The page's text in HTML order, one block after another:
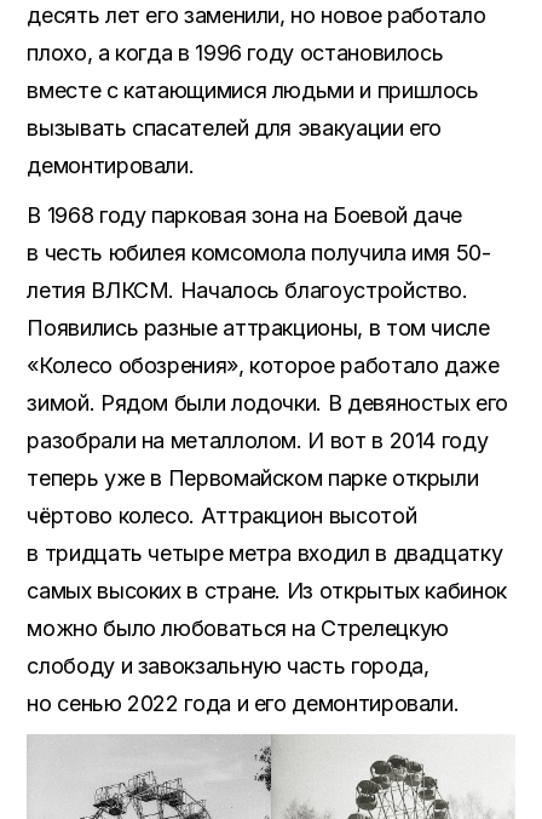
десять лет его заменили, но новое работало
плохо, а когда в 1996 году остановилось
вместе с катающимися людьми и пришлось
вызывать спасателей для эвакуации его
демонтировали.
В 1968 году парковая зона на Боевой даче
в честь юбилея комсомола получила имя 50-
летия ВЛКСМ. Началось благоустройство.
Появились разные аттракционы, в том числе
«Колесо обозрения», которое работало даже
зимой. Рядом были лодочки. В девяностых его
разобрали на металлолом. И вот в 2014 году
теперь уже в Первомайском парке открыли
чёртово колесо. Аттракцион высотой
в тридцать четыре метра входил в двадцатку
самых высоких в стране. Из открытых кабинок
можно было любоваться на Стрелецкую
слободу и завокзальную часть города,
но сенью 2022 года и его демонтировали.